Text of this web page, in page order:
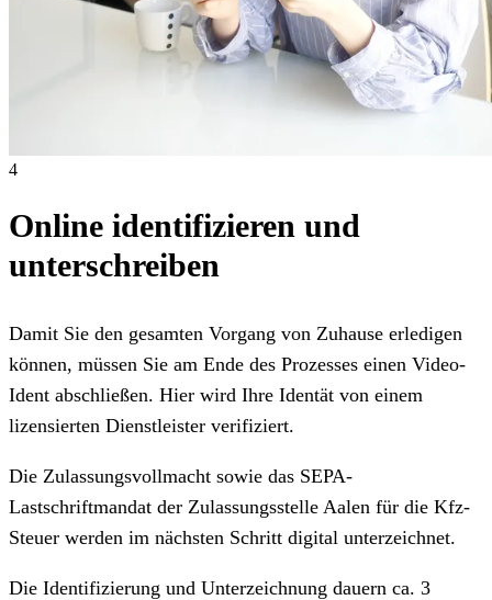
4
Online identifizieren und
unterschreiben
Damit Sie den gesamten Vorgang von Zuhause erledigen
können, müssen Sie am Ende des Prozesses einen Video-
Ident abschließen. Hier wird Ihre Identät von einem
lizensierten Dienstleister verifiziert.
Die Zulassungsvollmacht sowie das SEPA-
Lastschriftmandat der Zulassungsstelle Aalen für die Kfz-
Steuer werden im nächsten Schritt digital unterzeichnet.
Die Identifizierung und Unterzeichnung dauern ca. 3